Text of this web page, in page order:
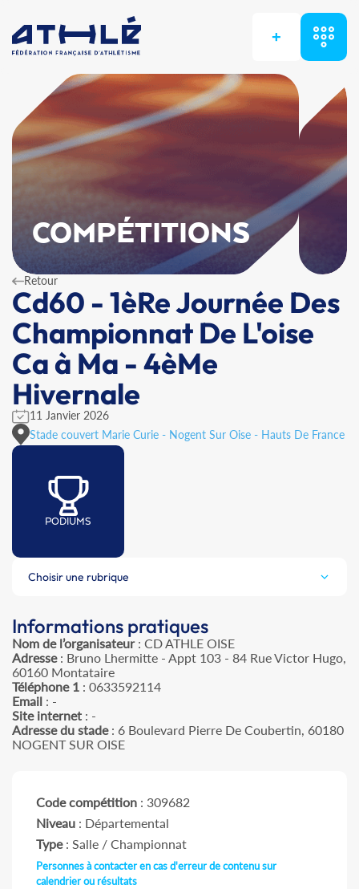
+
COMPÉTITIONS
Retour
Cd60 - 1èRe Journée Des
Championnat De L'oise
Ca à Ma - 4èMe
Hivernale
11 Janvier 2026
Stade couvert Marie Curie - Nogent Sur Oise - Hauts De France
PODIUMS
Choisir une rubrique
Informations pratiques
Nom de l’organisateur: CD ATHLE OISE
Adresse: Bruno Lhermitte - Appt 103 - 84 Rue Victor Hugo,
60160 Montataire
Téléphone 1 : 0633592114
Email : -
Site internet : -
Adresse du stade: 6 Boulevard Pierre De Coubertin, 60180
NOGENT SUR OISE
Code compétition : 309682
Niveau : Départemental
Type: Salle / Championnat
Personnes à contacter en cas d'erreur de contenu sur
calendrier ou résultats